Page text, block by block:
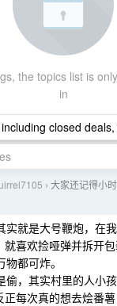
the topics list is
in
closed
› 大家还记得小
实就是大号鞭炮，在
喜欢捡哑弹并拆开包
都可炸。
偷，其实村里的人小
正每次真的想去烩番